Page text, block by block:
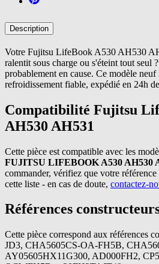
Description
Votre Fujitsu LifeBook A530 AH530
ralentit sous charge ou s'éteint tout seul
probablement en cause. Ce modèle
refroidissement fiable, expédié en 24h
Compatibilité Fujitsu
AH530 AH531
Cette pièce est compatible avec les
FUJITSU LIFEBOOK A530 AH530
commander, vérifiez que votre
cette liste - en cas de doute, contactez-
Références
Cette pièce correspond aux références
JD3, CHA5605CS-OA-FH5B,
AY05605HX11G300, AD000FH2,